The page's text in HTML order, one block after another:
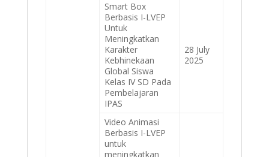
Smart Box
Berbasis I-LVEP
Untuk
Meningkatkan
Karakter
Kebhinekaan
Global Siswa
Kelas IV SD Pada
Pembelajaran
IPAS
28 July
2025
Video Animasi
Berbasis I-LVEP
untuk
meningkatkan